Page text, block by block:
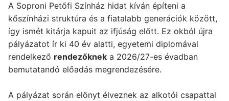
A Soproni Petőfi Színház hidat kíván építeni a
kőszínházi struktúra és a fiatalabb generációk között,
így ismét kitárja kapuit az ifjúság előtt. Ez okból újra
pályázatot ír ki 40 év alatti, egyetemi diplomával
rendelkező rendezőknek a 2026/27-es évadban
bemutatandó előadás megrendezésére.
A pályázat során előnyt élveznek az alkotói csapattal